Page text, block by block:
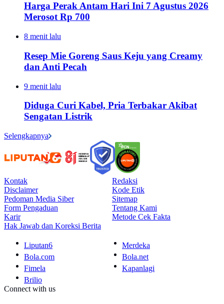
Harga Perak Antam Hari Ini 7 Agustus 2026
Merosot Rp 700
8 menit lalu
Resep Mie Goreng Saus Keju yang Creamy
dan Anti Pecah
9 menit lalu
Diduga Curi Kabel, Pria Terbakar Akibat
Sengatan Listrik
Selengkapnya
Kontak
Redaksi
Disclaimer
Kode Etik
Pedoman Media Siber
Sitemap
Form Pengaduan
Tentang Kami
Karir
Metode Cek Fakta
Hak Jawab dan Koreksi Berita
Liputan6
Merdeka
Bola.com
Bola.net
Fimela
Kapanlagi
Brilio
Connect with us